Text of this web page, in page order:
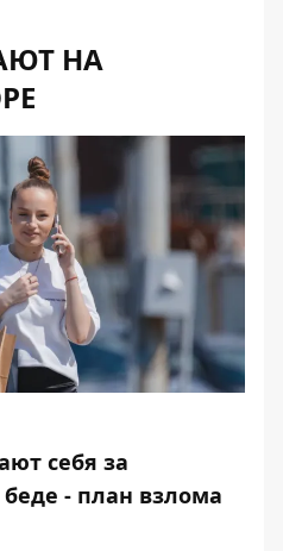
НА
себя за
- план взлома